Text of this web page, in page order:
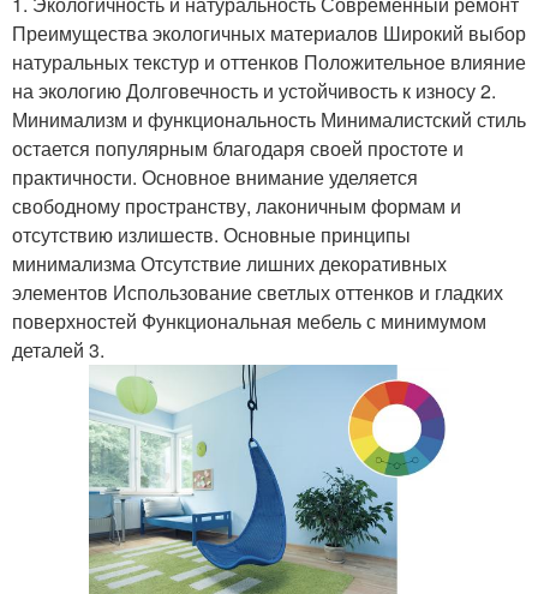
Преимущества экологичных материалов Широкий выбор
натуральных текстур и оттенков Положительное влияние
на экологию Долговечность и устойчивость к износу 2.
Минимализм и функциональность Минималистский стиль
остается популярным благодаря своей простоте и
практичности. Основное внимание уделяется
свободному пространству, лаконичным формам и
отсутствию излишеств. Основные принципы
минимализма Отсутствие лишних декоративных
элементов Использование светлых оттенков и гладких
поверхностей Функциональная мебель с минимумом
деталей 3.